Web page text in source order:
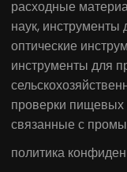
расходные
наук, инструменты
оптические
инструменты для
проверки пищевых
связанные с
политика